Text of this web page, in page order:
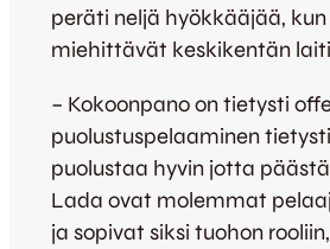
peräti neljä hyökkääjää,
miehittävät keskikentän
– Kokoonpano on tietysti
puolustuspelaaminen
puolustaa hyvin jotta
Lada ovat molemmat
ja sopivat siksi tuohon